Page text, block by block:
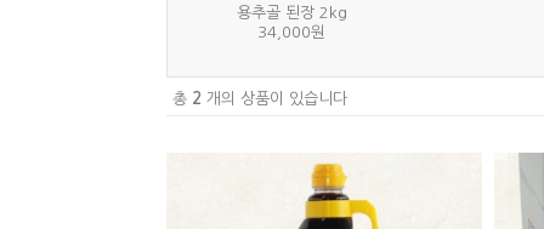
용추골 된장 2kg
34,000원
총 2 개의 상품이 있습니다